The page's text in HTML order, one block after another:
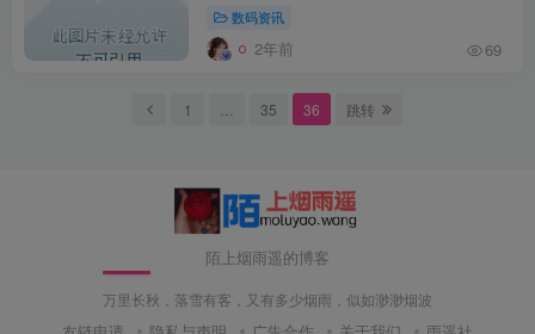
数码资讯
2年前 69
1 35 36 跳转
陌上烟雨遥的博客
万里长秋，落雪有客，又有多少烟雨，似如渺渺烟波